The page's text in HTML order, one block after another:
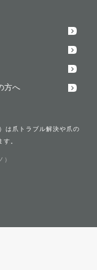
方へ
は爪トラブル解決や爪の
。